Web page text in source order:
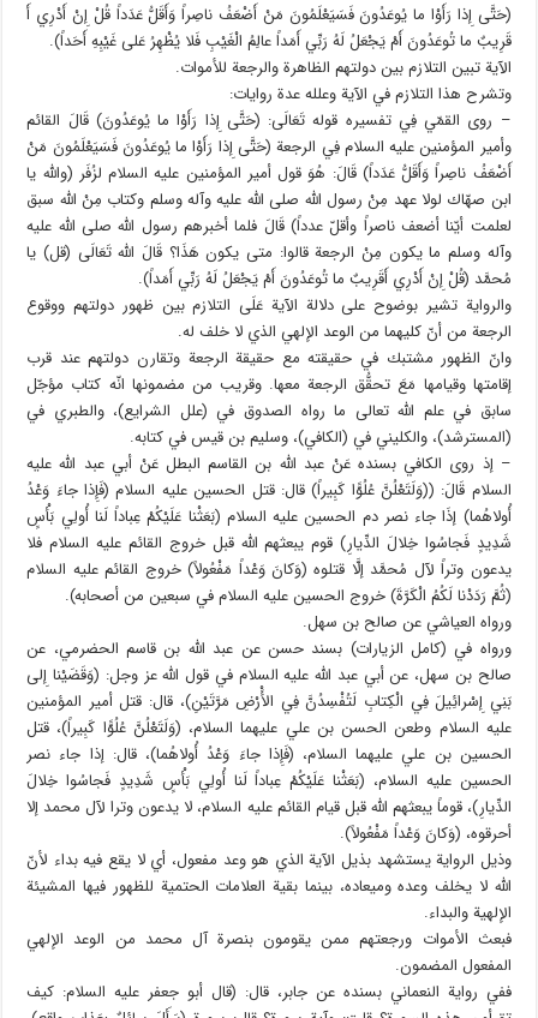
(حَتَّى إِذا رَأَوْا ما يُوعَدُونَ فَسَيَعْلَمُونَ مَنْ أَضْعَفُ ناصِراً وَأَقَلُّ عَدَداً قُلْ إِنْ أَدْرِي أَ
قَرِيبٌ ما تُوعَدُونَ أَمْ يَجْعَلُ لَهُ رَبِّي أَمَداً عالِمُ الْغَيْبِ فَلا يُظْهِرُ عَلى غَيْبِهِ أَحَداً).
الآية تبين التلازم بين دولتهم الظاهرة والرجعة للأموات.
وتشرح هذا التلازم في الآية وعلله عدة روايات:
– روى القمّي فِي تفسيره قوله تَعَالَى: (حَتَّى إِذا رَأَوْا ما يُوعَدُونَ) قَالَ القائم
وأمير المؤمنين عليه السلام فِي الرجعة (حَتَّى إِذا رَأَوْا ما يُوعَدُونَ فَسَيَعْلَمُونَ مَنْ
أَضْعَفُ ناصِراً وَأَقَلُّ عَدَداً) قَالَ: هُوَ قول أمير المؤمنين عليه السلام لزُفَر (والله يا
ابن صهّاك لولا عهد مِنْ رسول الله صلى الله عليه وآله وسلم وكتاب مِنْ الله سبق
لعلمت أيّنا أضعف ناصراً وأقلّ عدداً) قَالَ فلما أخبرهم رسول الله صلى الله عليه
وآله وسلم ما يكون مِنْ الرجعة قالوا: متى يكون هَذَا؟ قَالَ الله تَعَالَى (قل) يا
مُحمَّد (قُلْ إِنْ أَدْرِي أَقَرِيبٌ ما تُوعَدُونَ أَمْ يَجْعَلُ لَهُ رَبِّي أَمَداً).
والرواية تشير بوضوح على دلالة الآية عَلَى التلازم بين ظهور دولتهم ووقوع
الرجعة من أنّ كليهما من الوعد الإلهي الذي لا خلف له.
وانّ الظهور مشتبك في حقيقته مع حقيقة الرجعة وتقارن دولتهم عند قرب
إقامتها وقيامها مَعَ تحقُّق الرجعة معها. وقريب من مضمونها انّه كتاب مؤجّل
سابق في علم الله تعالى ما رواه الصدوق في (علل الشرايع)، والطبري في
(المسترشد)، والكليني في (الكافي)، وسليم بن قيس في كتابه.
– إذ روى الكافي بسنده عَنْ عبد الله بن القاسم البطل عَنْ أبي عبد الله عليه
السلام قَالَ: ((وَلَتَعْلُنَّ عُلُوًّا كَبِيراً) قال: قتل الحسين عليه السلام (فَإِذا جاءَ وَعْدُ
أُولاهُما) إذَا جاء نصر دم الحسين عليه السلام (بَعَثْنا عَلَيْكُمْ عِباداً لَنا أُولِي بَأْسٍ
شَدِيدٍ فَجاسُوا خِلالَ الدِّيارِ) قوم يبعثهم الله قبل خروج القائم عليه السلام فلا
يدعون وتراً لآل مُحمَّد إلَّا قتلوه (وَكانَ وَعْداً مَفْعُولاً) خروج القائم عليه السلام
(ثُمَّ رَدَدْنا لَكُمُ الْكَرَّةَ) خروج الحسين عليه السلام في سبعين من أصحابه).
ورواه العياشي عن صالح بن سهل.
ورواه في (كامل الزيارات) بسند حسن عن عبد الله بن قاسم الحضرمي، عن
صالح بن سهل، عن أبي عبد الله عليه السلام في قول الله عز وجل: (وَقَضَيْنا إِلى
بَنِي إِسْرائِيلَ فِي الْكِتابِ لَتُفْسِدُنَّ فِي الأَْرْضِ مَرَّتَيْنِ)، قال: قتل أمير المؤمنين
عليه السلام وطعن الحسن بن علي عليهما السلام، (وَلَتَعْلُنَّ عُلُوًّا كَبِيراً)، قتل
الحسين بن علي عليهما السلام، (فَإِذا جاءَ وَعْدُ أُولاهُما)، قال: إذا جاء نصر
الحسين عليه السلام، (بَعَثْنا عَلَيْكُمْ عِباداً لَنا أُولِي بَأْسٍ شَدِيدٍ فَجاسُوا خِلالَ
الدِّيارِ)، قوماً يبعثهم الله قبل قيام القائم عليه السلام، لا يدعون وترا لآل محمد إلا
أحرقوه، (وَكانَ وَعْداً مَفْعُولاً).
وذيل الرواية يستشهد بذيل الآية الذي هو وعد مفعول، أي لا يقع فيه بداء لأنّ
الله لا يخلف وعده وميعاده، بينما بقية العلامات الحتمية للظهور فيها المشيئة
الإلهية والبداء.
فبعث الأموات ورجعتهم ممن يقومون بنصرة آل محمد من الوعد الإلهي
المفعول المضمون.
ففي رواية النعماني بسنده عن جابر، قال: (قال أبو جعفر عليه السلام: كيف